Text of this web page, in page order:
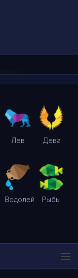
Лев Дева
Водолей Рыбы